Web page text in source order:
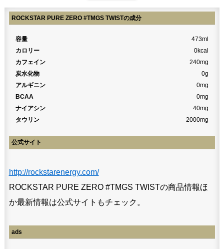
ROCKSTAR PURE ZERO #TMGS TWISTの成分
容量
473ml
カロリー
0kcal
カフェイン
240mg
炭水化物
0g
アルギニン
0mg
BCAA
0mg
ナイアシン
40mg
タウリン
2000mg
公式サイト
http://rockstarenergy.com/
ROCKSTAR PURE ZERO #TMGS TWISTの商品情報ほ
か最新情報は公式サイトもチェック。
ads